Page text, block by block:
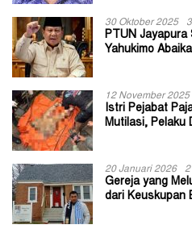
30 Oktober 2025
PTUN Jayapura
Yahukimo
12 November 2025
Istri Pejabat
Mutilasi, Pelaku
20 Januari 2026
Gereja yang
dari Keuskupan